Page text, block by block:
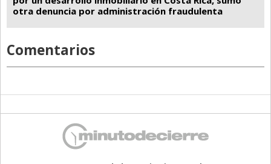
otra denuncia por administración fraudulenta
Comentarios